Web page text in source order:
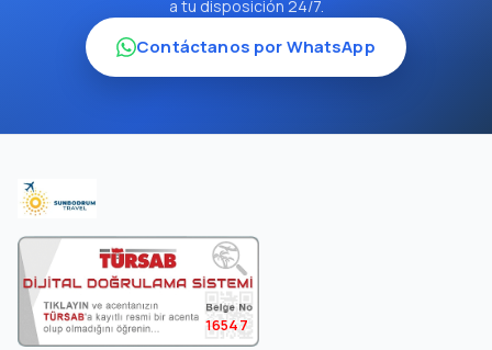
a tu disposición 24/7.
Contáctanos por WhatsApp
16547